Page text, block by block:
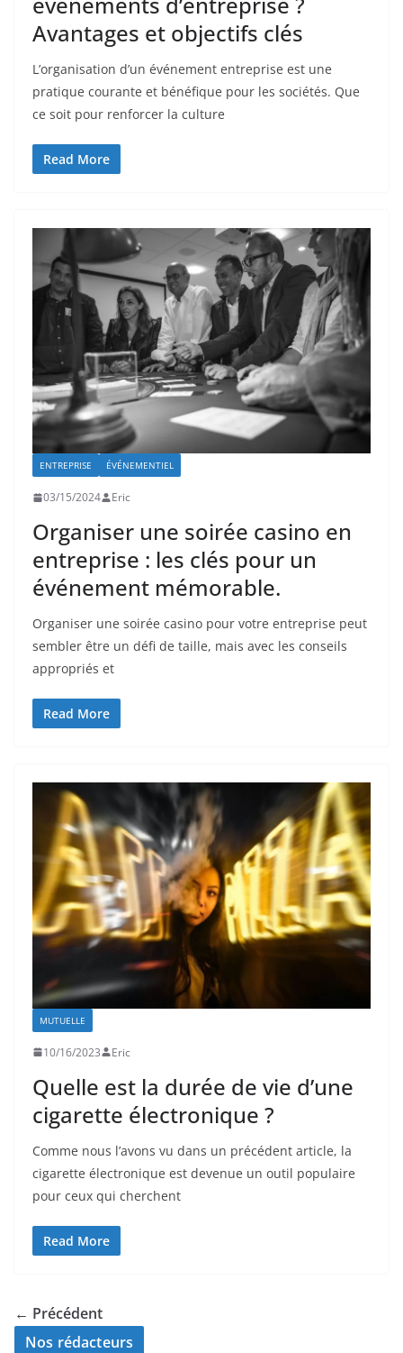
Avantages et objectifs clés
L’organisation d’un événement entreprise est une
pratique courante et bénéfique pour les sociétés. Que
ce soit pour renforcer la culture
Read More
ENTREPRISE ÉVÉNEMENTIEL
03/15/2024 Eric
Organiser une soirée casino en
entreprise : les clés pour un
événement mémorable.
Organiser une soirée casino pour votre entreprise peut
sembler être un défi de taille, mais avec les conseils
appropriés et
Read More
MUTUELLE
10/16/2023 Eric
Quelle est la durée de vie d’une
cigarette électronique ?
Comme nous l’avons vu dans un précédent article, la
cigarette électronique est devenue un outil populaire
pour ceux qui cherchent
Read More
← Précédent
Nos rédacteurs